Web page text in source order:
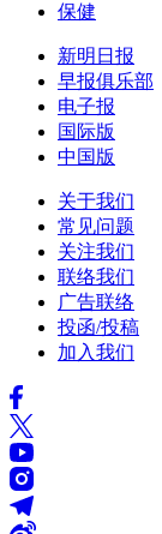
保健
新明日报
早报俱乐部
电子报
国际版
中国版
关于我们
常见问题
关注我们
联络我们
广告联络
投函/投稿
加入我们